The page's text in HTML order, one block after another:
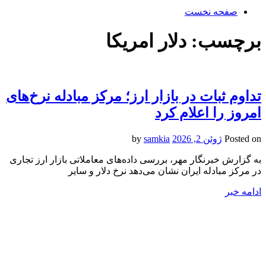
صفحه نخست
برچسب: دلار امریکا
تداوم ثبات در بازار ارز؛ مرکز مبادله نرخ‌های
امروز را اعلام کرد
Posted on ژوئن 2, 2026 samkia
به گزارش خبرنگار مهر، بررسی داده‌های معاملاتی بازار ارز تجاری
در مرکز مبادله ایران نشان می‌دهد نرخ دلار و سایر
ادامه خبر